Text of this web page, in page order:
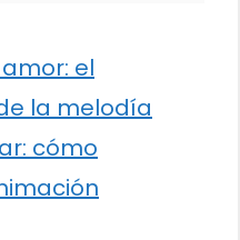
el
la melodía
cómo